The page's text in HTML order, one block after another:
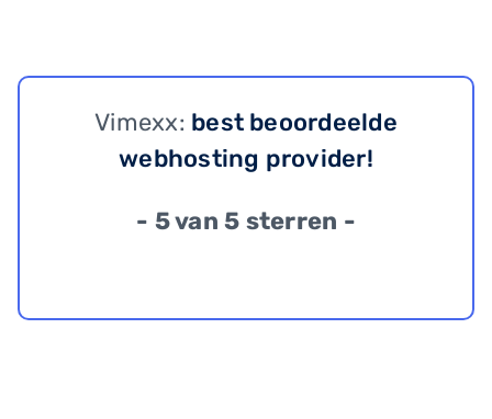
Vimexx: best beoordeelde
webhosting provider!
- 5 van 5 sterren -